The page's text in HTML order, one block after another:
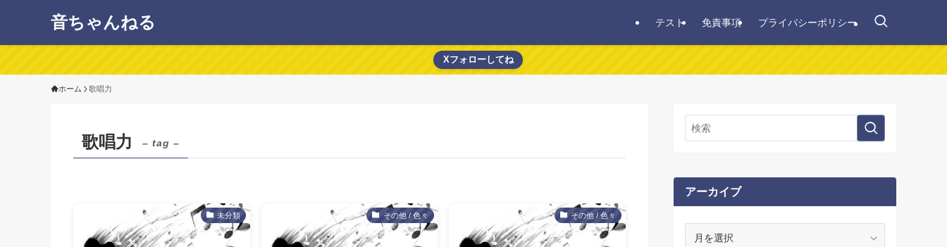
音ちゃんねる テスト 免責事項 プライバシーポリシー
Xフォローしてね
ホーム 歌唱力
歌唱力 – tag –
未分類 その他 / 色々 その他 / 色々
アーカイブ